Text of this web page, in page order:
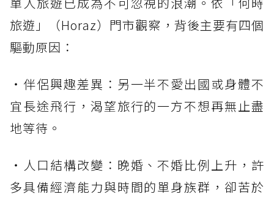
旅遊」（Horaz）門市觀察，背後主要有四個
驅動原因：
・伴侶興趣差異：另一半不愛出國或身體不
宜長途飛行，渴望旅行的一方不想再無止盡
地等待。
・人口結構改變：晚婚、不婚比例上升，許
多具備經濟能力與時間的單身族群，卻苦於